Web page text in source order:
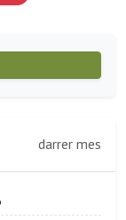
darrer mes